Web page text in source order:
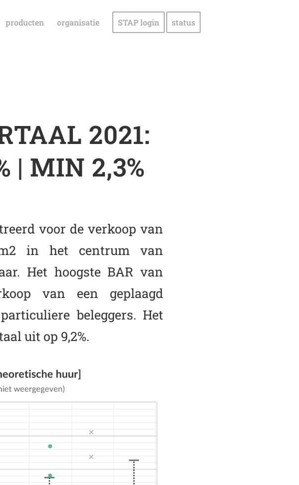
producten organisatie STAP login status
2021:
| MIN 2,3%
voor de verkoop van
in het centrum van
Het hoogste BAR van
van een geplaagd
beleggers. Het
uit op 9,2%.